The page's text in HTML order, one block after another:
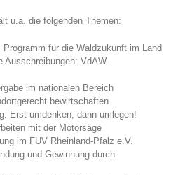
u.a. die folgenden Themen:
Programm für die Waldzukunft im Land
Ausschreibungen: VdAW-
im nationalen Bereich
bewirtschaften
Erst umdenken, dann umlegen!
mit der Motorsäge
im FUV Rheinland-Pfalz e.V.
und Gewinnung durch